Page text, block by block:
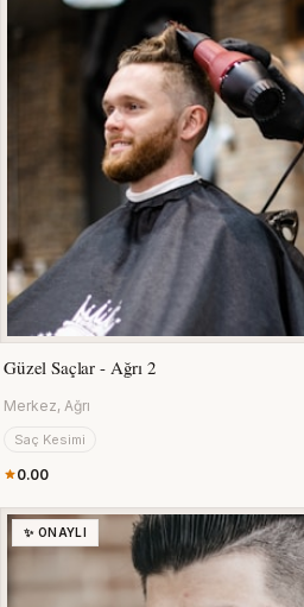
Güzel Saçlar - Ağrı 2
Merkez, Ağrı
Saç Kesimi
0.00
✨ ONAYLI